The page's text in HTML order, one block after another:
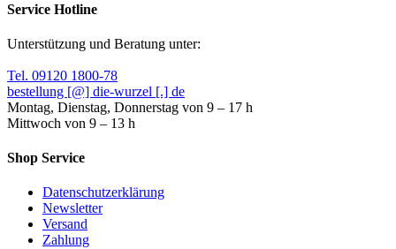
Service Hotline
Unterstützung und Beratung unter:
Tel. 09120 1800-78
bestellung [@] die-wurzel [.] de
Montag, Dienstag, Donnerstag von 9 – 17 h
Mittwoch von 9 – 13 h
Shop Service
Datenschutzerklärung
Newsletter
Versand
Zahlung